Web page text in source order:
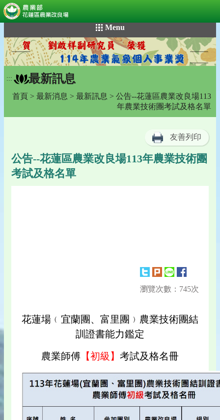
到
主
要
內
容
Menu
::: 最新訊息
首頁 > 最新消息 > 最新訊息 > 公告--花蓮區農業改良場113
年農業技術團考試及格名單
友善列印
公告--花蓮區農業改良場113年農業技術團
考試及格名單
瀏覽次數：745次
花蓮場﹙宜蘭團、富里團﹚農業技術團結
訓證書能力鑑定
農業師傅 【初級】 考試及格名冊